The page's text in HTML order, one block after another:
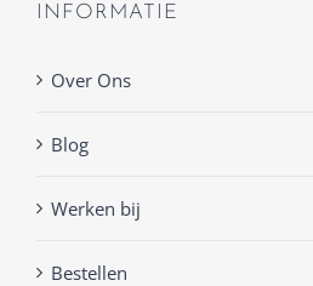
INFORMATIE
Over Ons
Blog
Werken bij
Bestellen